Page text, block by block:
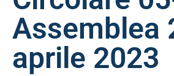
Assemblea
aprile 2023